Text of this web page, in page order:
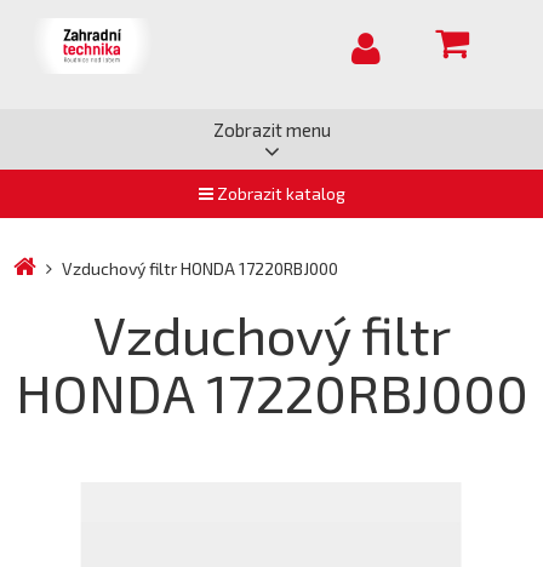
Zobrazit menu
Zobrazit katalog
Vzduchový filtr HONDA 17220RBJ000
Vzduchový filtr
HONDA 17220RBJ000